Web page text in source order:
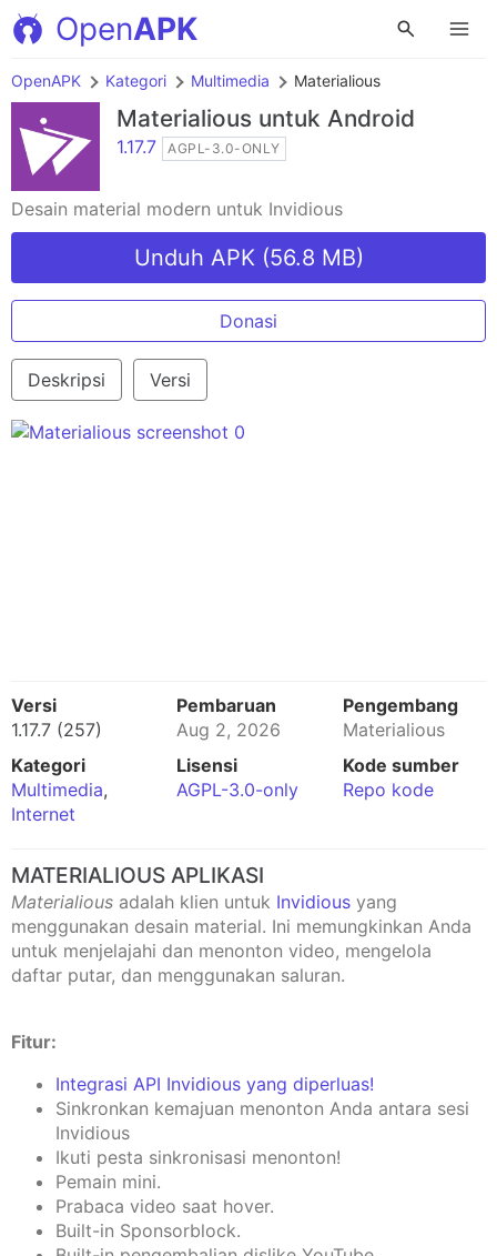
OpenAPK
OpenAPK Kategori Multimedia Materialious
Materialious untuk Android
1.17.7 AGPL-3.0-ONLY
Desain material modern untuk Invidious
Unduh APK (56.8 MB)
Donasi
Deskripsi Versi
Versi
1.17.7 (257)
Pembaruan
Aug 2, 2026
Pengembang
Materialious
Kategori
Multimedia,
Internet
Lisensi
AGPL-3.0-only
Kode sumber
Repo kode
MATERIALIOUS APLIKASI
Materialious adalah klien untuk Invidious yang
menggunakan desain material. Ini memungkinkan Anda
untuk menjelajahi dan menonton video, mengelola
daftar putar, dan menggunakan saluran.
Fitur:
Integrasi API Invidious yang diperluas!
Sinkronkan kemajuan menonton Anda antara sesi
Invidious
Ikuti pesta sinkronisasi menonton!
Pemain mini.
Prabaca video saat hover.
Built-in Sponsorblock.